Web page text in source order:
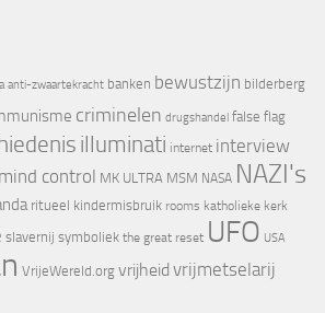
anti-zwaartekracht banken bewustzijn bilderberg
criminelen drugshandel false flag
illuminati internet interview
mind control MK ULTRA MSM NASA NAZI's
ritueel kindermisbruik rooms katholieke kerk
slavernij symboliek the great reset UFO USA
VrijeWereld.org vrijheid vrijmetselarij